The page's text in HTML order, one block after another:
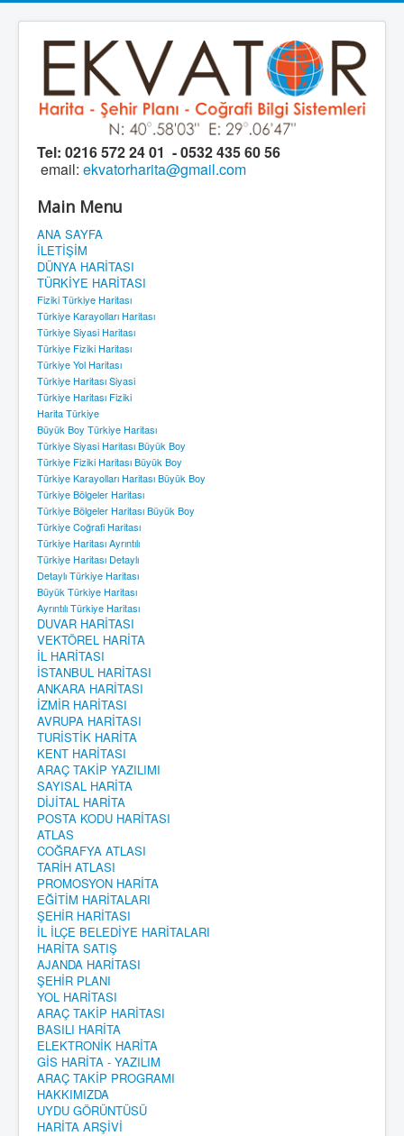
Tel: 0216 572 24 01 - 0532 435 60 56
email: ekvatorharita@gmail.com
Main Menu
ANA SAYFA
İLETİŞİM
DÜNYA HARİTASI
TÜRKİYE HARİTASI
Fiziki Türkiye Haritası
Türkiye Karayolları Haritası
Türkiye Siyasi Haritası
Türkiye Fiziki Haritası
Türkiye Yol Haritası
Türkiye Haritası Siyasi
Türkiye Haritası Fiziki
Harita Türkiye
Büyük Boy Türkiye Haritası
Türkiye Siyasi Haritası Büyük Boy
Türkiye Fiziki Haritası Büyük Boy
Türkiye Karayolları Haritası Büyük Boy
Türkiye Bölgeler Haritası
Türkiye Bölgeler Haritası Büyük Boy
Türkiye Coğrafi Haritası
Türkiye Haritası Ayrıntılı
Türkiye Haritası Detaylı
Detaylı Türkiye Haritası
Büyük Türkiye Haritası
Ayrıntılı Türkiye Haritası
DUVAR HARİTASI
VEKTÖREL HARİTA
İL HARİTASI
İSTANBUL HARİTASI
ANKARA HARİTASI
İZMİR HARİTASI
AVRUPA HARİTASI
TURİSTİK HARİTA
KENT HARİTASI
ARAÇ TAKİP YAZILIMI
SAYISAL HARİTA
DİJİTAL HARİTA
POSTA KODU HARİTASI
ATLAS
COĞRAFYA ATLASI
TARİH ATLASI
PROMOSYON HARİTA
EĞİTİM HARİTALARI
ŞEHİR HARİTASI
İL İLÇE BELEDİYE HARİTALARI
HARİTA SATIŞ
AJANDA HARİTASI
ŞEHİR PLANI
YOL HARİTASI
ARAÇ TAKİP HARİTASI
BASILI HARİTA
ELEKTRONİK HARİTA
GİS HARİTA - YAZILIM
ARAÇ TAKİP PROGRAMI
HAKKIMIZDA
UYDU GÖRÜNTÜSÜ
HARİTA ARŞİVİ